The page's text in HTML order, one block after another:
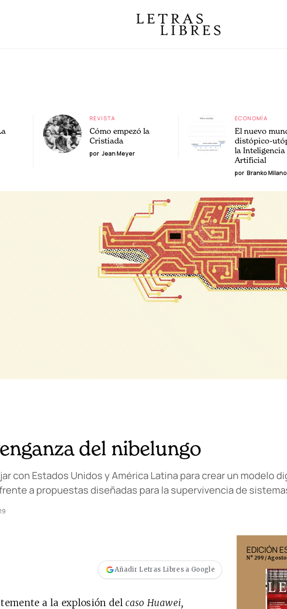
REVISTA
Cómo empezó la
Cristiada
por Jean Meyer
ECONOMÍA
El nuevo
distópico-
la Inteligencia
Artificial
por Branko
del nibelungo
con Estados Unidos y América Latina para crear un modelo
a propuestas diseñadas para la supervivencia de
Añadir Letras Libres a Google
a la explosión delcaso Huawei,
EDICIÓN
N° 299 /